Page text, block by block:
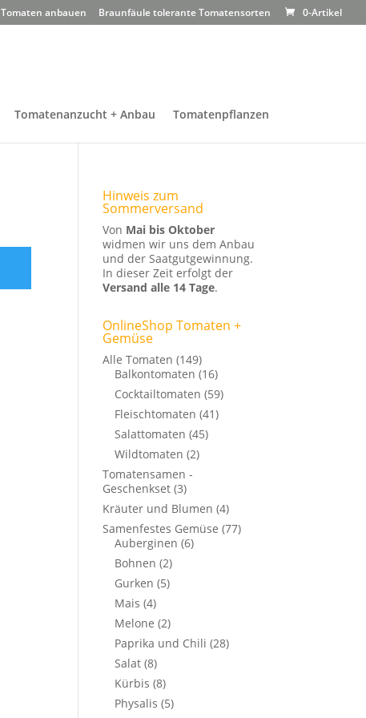
Tomaten anbauen Braunfäule tolerante Tomatensorten 0-Artikel
Tomatenanzucht + Anbau Tomatenpflanzen
Hinweis zum
Sommerversand
Von Mai bis Oktober
widmen wir uns dem Anbau
und der Saatgutgewinnung.
In dieser Zeit erfolgt der
Versand alle 14 Tage.
OnlineShop Tomaten +
Gemüse
Alle Tomaten (149)
Balkontomaten (16)
Cocktailtomaten (59)
Fleischtomaten (41)
Salattomaten (45)
Wildtomaten (2)
Tomatensamen -
Geschenkset (3)
Kräuter und Blumen (4)
Samenfestes Gemüse (77)
Auberginen (6)
Bohnen (2)
Gurken (5)
Mais (4)
Melone (2)
Paprika und Chili (28)
Salat (8)
Kürbis (8)
Physalis (5)